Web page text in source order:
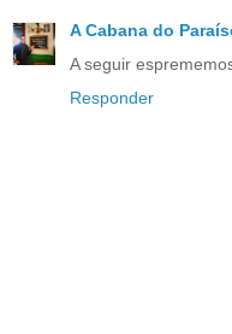
A Cabana do
A seguir
Responder